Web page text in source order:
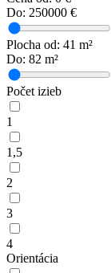
Do: 250000 €
Plocha od: 41 m²
Do: 82 m²
Počet izieb
1
1,5
2
3
4
Orientácia